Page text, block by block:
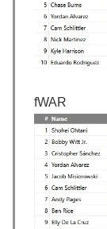
い」【タイ
韓国の24
て文明的な
ゃない…！
は・・・
韓国人「悲
った模様…
＝韓国の反
外国人「お
fWAR